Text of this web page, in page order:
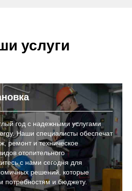
услуги
год с надежными услугами
Наши специалисты обеспечат
ремонт и техническое
отопительного
с нами сегодня для
решений, которые
потребностям и бюджету.